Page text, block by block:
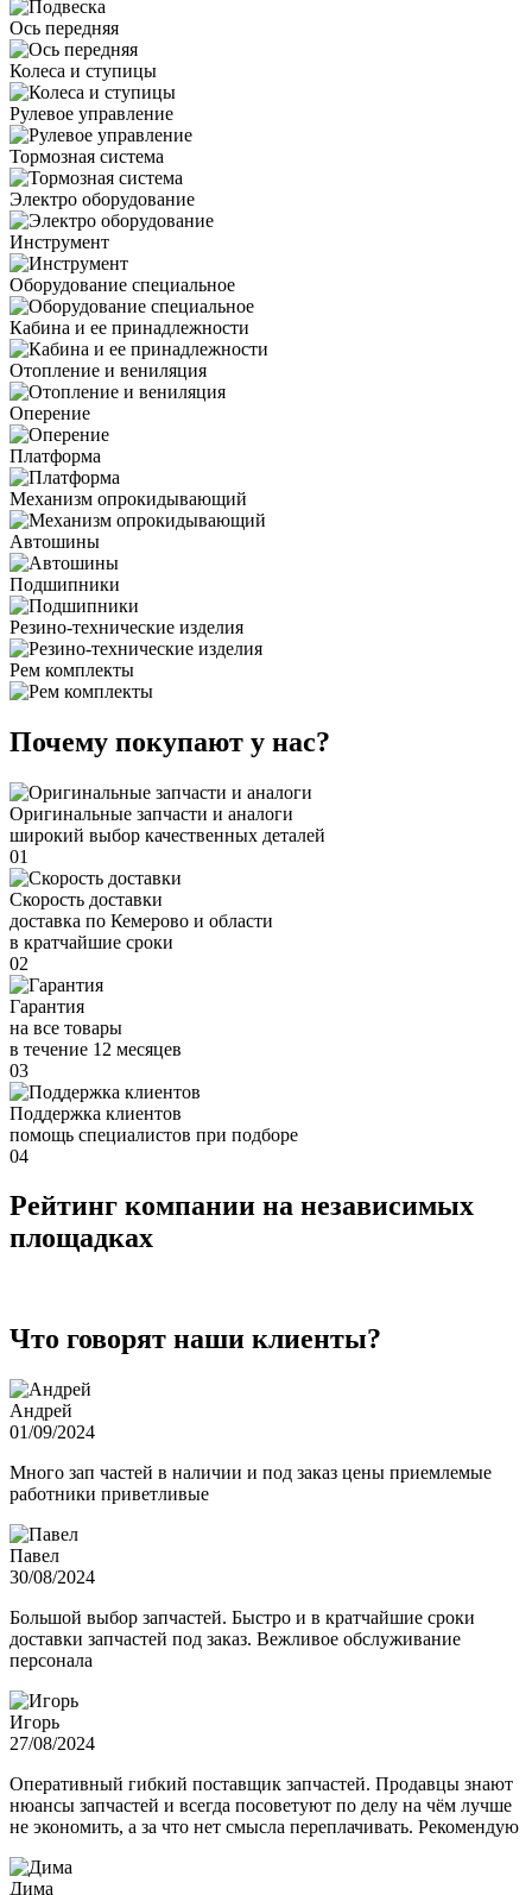
Ось передняя
Колеса и ступицы
Рулевое управление
Тормозная система
Электро оборудование
Инструмент
Оборудование специальное
Кабина и ее принадлежности
Отопление и вениляция
Оперение
Платформа
Механизм опрокидывающий
Автошины
Подшипники
Резино-технические изделия
Рем комплекты
Почему покупают у нас?
Оригинальные запчасти и аналоги
широкий выбор качественных деталей
01
Скорость доставки
доставка по Кемерово и области
в кратчайшие сроки
02
Гарантия
на все товары
в течение 12 месяцев
03
Поддержка клиентов
помощь специалистов при подборе
04
Рейтинг компании на независимых
площадках
Что говорят наши клиенты?
Андрей
01/09/2024
Много зап частей в наличии и под заказ цены приемлемые
работники приветливые
Павел
30/08/2024
Большой выбор запчастей. Быстро и в кратчайшие сроки
доставки запчастей под заказ. Вежливое обслуживание
персонала
Игорь
27/08/2024
Оперативный гибкий поставщик запчастей. Продавцы знают
нюансы запчастей и всегда посоветуют по делу на чём лучше
не экономить, а за что нет смысла переплачивать. Рекомендую
Дима